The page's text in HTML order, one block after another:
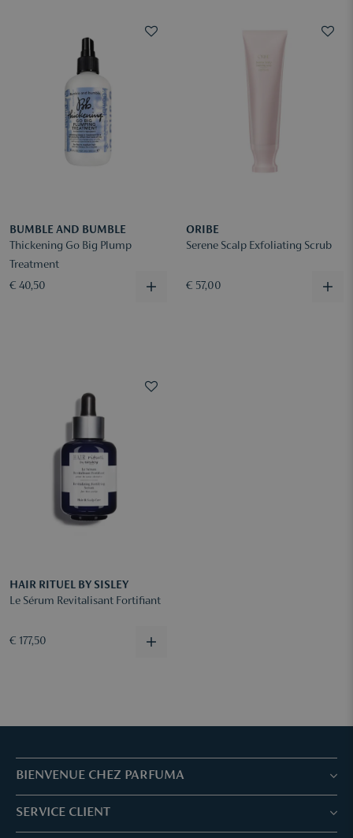
BUMBLE AND BUMBLE
Thickening Go Big Plump
Treatment
€ 40,50
ORIBE
Serene Scalp Exfoliating Scrub
€ 57,00
HAIR RITUEL BY SISLEY
Le Sérum Revitalisant Fortifiant
€ 177,50
BIENVENUE CHEZ PARFUMA
Boutiques & Services
Réservez votre traitement
SERVICE CLIENT